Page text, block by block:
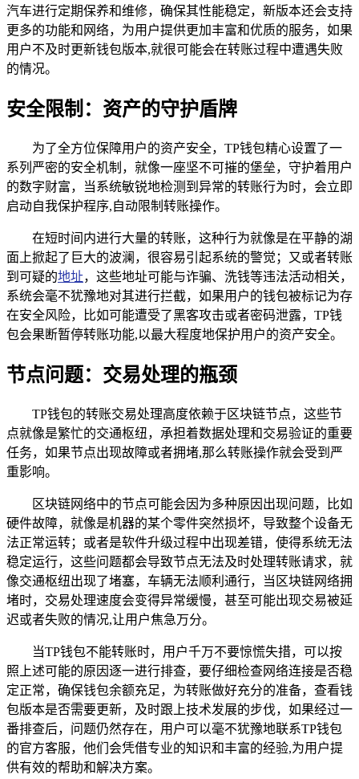
汽车进行定期保养和维修，确保其性能稳定，新版本还会支持
更多的功能和网络，为用户提供更加丰富和优质的服务，如果
用户不及时更新钱包版本,就很可能会在转账过程中遭遇失败
的情况。
安全限制：资产的守护盾牌
为了全方位保障用户的资产安全，TP钱包精心设置了一
系列严密的安全机制，就像一座坚不可摧的堡垒，守护着用户
的数字财富，当系统敏锐地检测到异常的转账行为时，会立即
启动自我保护程序,自动限制转账操作。
在短时间内进行大量的转账，这种行为就像是在平静的湖
面上掀起了巨大的波澜，很容易引起系统的警觉；又或者转账
到可疑的地址，这些地址可能与诈骗、洗钱等违法活动相关，
系统会毫不犹豫地对其进行拦截，如果用户的钱包被标记为存
在安全风险，比如可能遭受了黑客攻击或者密码泄露，TP钱
包会果断暂停转账功能,以最大程度地保护用户的资产安全。
节点问题：交易处理的瓶颈
TP钱包的转账交易处理高度依赖于区块链节点，这些节
点就像是繁忙的交通枢纽，承担着数据处理和交易验证的重要
任务，如果节点出现故障或者拥堵,那么转账操作就会受到严
重影响。
区块链网络中的节点可能会因为多种原因出现问题，比如
硬件故障，就像是机器的某个零件突然损坏，导致整个设备无
法正常运转；或者是软件升级过程中出现差错，使得系统无法
稳定运行，这些问题都会导致节点无法及时处理转账请求，就
像交通枢纽出现了堵塞，车辆无法顺利通行，当区块链网络拥
堵时，交易处理速度会变得异常缓慢，甚至可能出现交易被延
迟或者失败的情况,让用户焦急万分。
当TP钱包不能转账时，用户千万不要惊慌失措，可以按
照上述可能的原因逐一进行排查，要仔细检查网络连接是否稳
定正常，确保钱包余额充足，为转账做好充分的准备，查看钱
包版本是否需要更新，及时跟上技术发展的步伐，如果经过一
番排查后，问题仍然存在，用户可以毫不犹豫地联系TP钱包
的官方客服，他们会凭借专业的知识和丰富的经验,为用户提
供有效的帮助和解决方案。